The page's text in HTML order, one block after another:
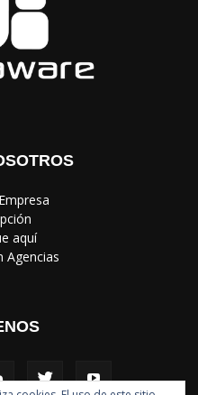
aquí
Agencias